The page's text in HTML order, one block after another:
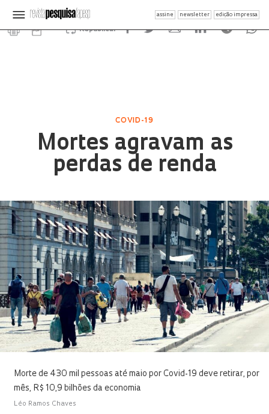
assine newsletter edição impressa
Republicar
COVID-19
Mortes agravam as
perdas de renda
Morte de 430 mil pessoas até maio por Covid-19 deve retirar, por
mês, R$ 10,9 bilhões da economia
Léo Ramos Chaves